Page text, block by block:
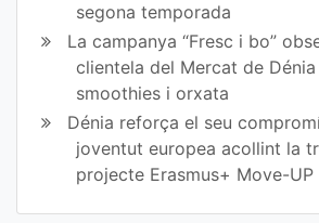
segona temporada
La campanya “Fresc i bo”
clientela del Mercat de
smoothies i orxata
Dénia reforça el seu
joventut europea acollint la
projecte Erasmus+ Move-UP